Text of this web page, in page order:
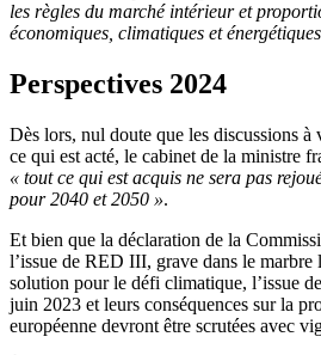
les règles du marché intérieur et
économiques, climatiques et
Perspectives 2024
Dès lors, nul doute que les discussions
ce qui est acté, le cabinet de la ministre
« tout ce qui est acquis ne sera pas
pour 2040 et 2050 ».
Et bien que la déclaration de la
l’issue de RED III, grave dans le marbre
solution pour le défi climatique, l’issue
juin 2023 et leurs conséquences sur la
européenne devront être scrutées avec